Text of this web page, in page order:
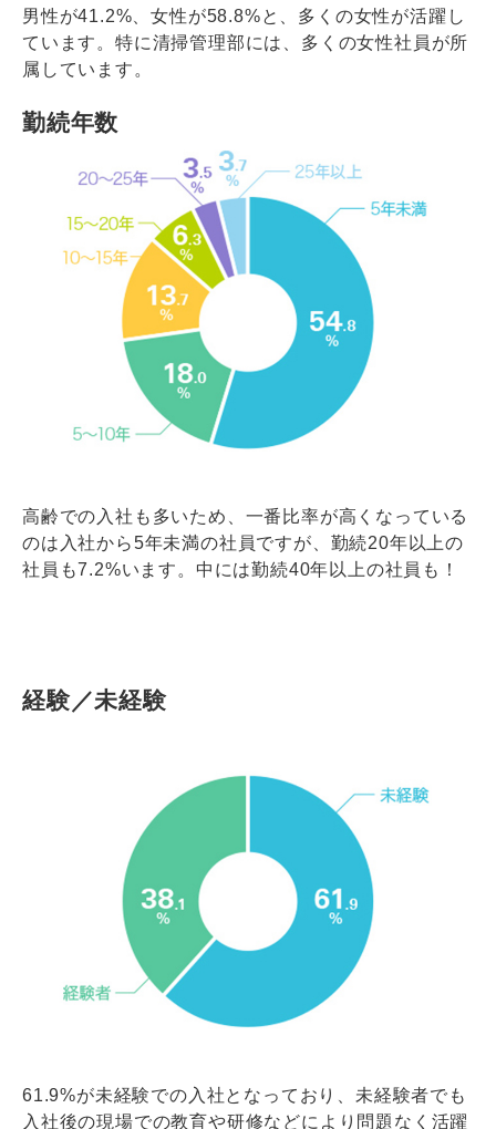
男性が41.2%、女性が58.8%と、多くの女性が活躍し
ています。特に清掃管理部には、多くの女性社員が所
属しています。
勤続年数
高齢での入社も多いため、一番比率が高くなっている
のは入社から5年未満の社員ですが、勤続20年以上の
社員も7.2%います。中には勤続40年以上の社員も！
経験／未経験
61.9%が未経験での入社となっており、未経験者でも
入社後の現場での教育や研修などにより問題なく活躍